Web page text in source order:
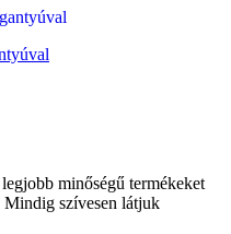
minőségű termékeket
Mindig szívesen látjuk